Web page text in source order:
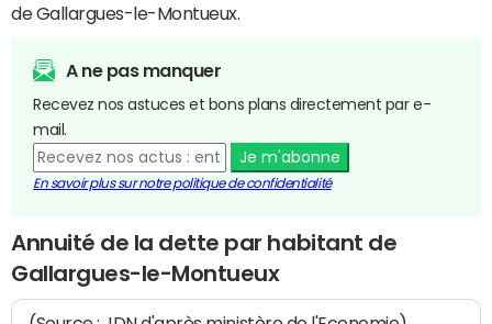
de Gallargues-le-Montueux.
A ne pas manquer
Recevez nos astuces et bons plans directement par e-
mail.
Je m'abonne
En savoir plus sur notre politique de confidentialité
Annuité de la dette par habitant de
Gallargues-le-Montueux